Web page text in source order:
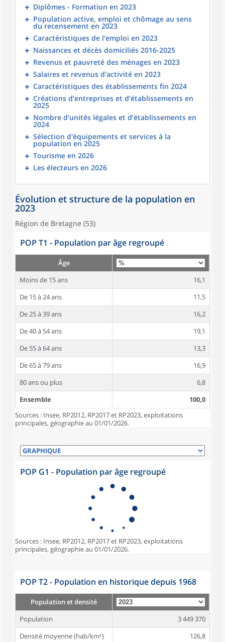
Diplômes - Formation en 2023
Population active, emploi et chômage au sens
du recensement en 2023
Caractéristiques de l'emploi en 2023
Naissances et décès domiciliés 2016-2025
Revenus et pauvreté des ménages en 2023
Salaires et revenus d'activité en 2023
Caractéristiques des établissements fin 2024
Créations d’entreprises et d’établissements en
2025
Nombre d’unités légales et d’établissements en
2024
Sélection d'équipements et services à la
population en 2025
Tourisme en 2026
Les électeurs en 2026
Évolution et structure de la population en
2023
Région de Bretagne (53)
POP T1 - Population par âge regroupé
Âge
Moins de 15 ans
16,1
De 15 à 24 ans
11,5
De 25 à 39 ans
16,2
De 40 à 54 ans
19,1
De 55 à 64 ans
13,3
De 65 à 79 ans
16,9
80 ans ou plus
6,8
Ensemble
100,0
Sources : Insee, RP2012, RP2017 et RP2023, exploitations
principales, géographie au 01/01/2026.
POP G1 - Population par âge regroupé
Sources : Insee, RP2012, RP2017 et RP2023, exploitations
principales, géographie au 01/01/2026.
POP T2 - Population en historique depuis 1968
Population et densité
Population
3 449 370
Densité moyenne (hab/km²)
126,8